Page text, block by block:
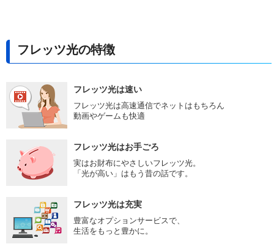
フレッツ光の特徴
フレッツ光は速い
フレッツ光は高速通信でネットはもちろん
動画やゲームも快適
フレッツ光はお手ごろ
実はお財布にやさしいフレッツ光。
「光が高い」はもう昔の話です。
フレッツ光は充実
豊富なオプションサービスで、
生活をもっと豊かに。